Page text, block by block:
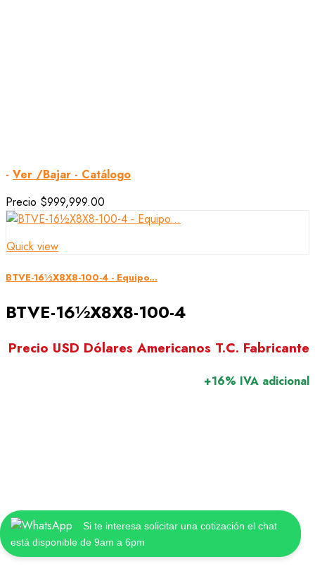
Si te interesa solicitar una cotización el chat
está disponible de 9am a 6pm
- Ver /Bajar - Catálogo
Precio $999,999.00
Quick view
BTVE-16½X8X8-100-4 - Equipo...
BTVE-16½X8X8-100-4
Precio USD Dólares Americanos T.C. Fabricante
+16% IVA adicional